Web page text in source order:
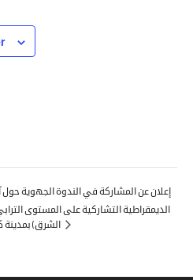
إعلان عن المشاركة في الندوة الجهوية حول
الديمقراطية التشاركية على المستوى